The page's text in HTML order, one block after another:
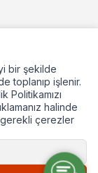
bir şekilde
toplanıp işlenir.
Politikamızı
halinde
gerekli çerezler